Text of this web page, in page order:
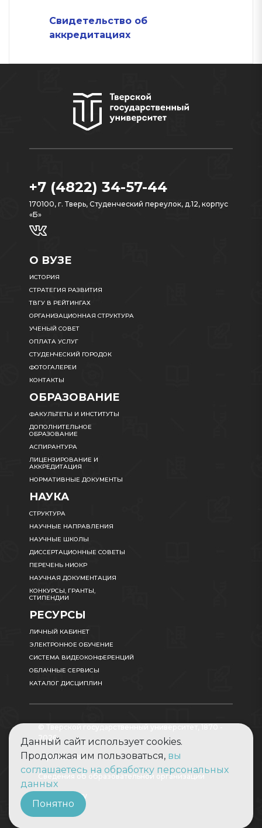
Свидетельство об
аккредитациях
+7 (4822) 34-57-44
170100, г. Тверь, Студенческий переулок, д.12, корпус
«Б»
О ВУЗЕ
ИСТОРИЯ
СТРАТЕГИЯ РАЗВИТИЯ
ТВГУ В РЕЙТИНГАХ
ОРГАНИЗАЦИОННАЯ СТРУКТУРА
УЧЕНЫЙ СОВЕТ
ОПЛАТА УСЛУГ
СТУДЕНЧЕСКИЙ ГОРОДОК
ФОТОГАЛЕРЕИ
КОНТАКТЫ
ОБРАЗОВАНИЕ
ФАКУЛЬТЕТЫ И ИНСТИТУТЫ
ДОПОЛНИТЕЛЬНОЕ
ОБРАЗОВАНИЕ
АСПИРАНТУРА
ЛИЦЕНЗИРОВАНИЕ И
АККРЕДИТАЦИЯ
НОРМАТИВНЫЕ ДОКУМЕНТЫ
НАУКА
СТРУКТУРА
НАУЧНЫЕ НАПРАВЛЕНИЯ
НАУЧНЫЕ ШКОЛЫ
ДИССЕРТАЦИОННЫЕ СОВЕТЫ
ПЕРЕЧЕНЬ НИОКР
НАУЧНАЯ ДОКУМЕНТАЦИЯ
КОНКУРСЫ, ГРАНТЫ,
СТИПЕНДИИ
РЕСУРСЫ
ЛИЧНЫЙ КАБИНЕТ
ЭЛЕКТРОННОЕ ОБУЧЕНИЕ
СИСТЕМА ВИДЕОКОНФЕРЕНЦИЙ
ОБЛАЧНЫЕ СЕРВИСЫ
КАТАЛОГ ДИСЦИПЛИН
2026
Карта сайта
Сведения об образовательной организации
Абитуриенту
Данный сайт использует cookies.
Продолжая им пользоваться, вы
соглашаетесь на обработку персональных
данных
Понятно